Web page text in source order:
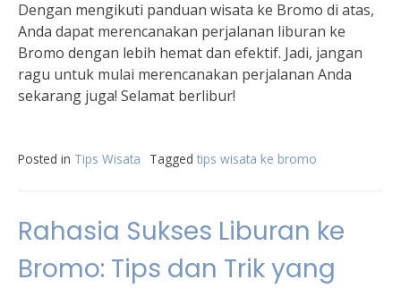
Dengan mengikuti panduan wisata ke Bromo di atas,
Anda dapat merencanakan perjalanan liburan ke
Bromo dengan lebih hemat dan efektif. Jadi, jangan
ragu untuk mulai merencanakan perjalanan Anda
sekarang juga! Selamat berlibur!
Posted in Tips Wisata Tagged tips wisata ke bromo
Rahasia Sukses Liburan ke
Bromo: Tips dan Trik yang